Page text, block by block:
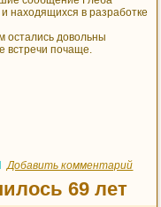
находящихся в разработке
остались довольны
встречи почаще.
Добавить комментарий
69 лет